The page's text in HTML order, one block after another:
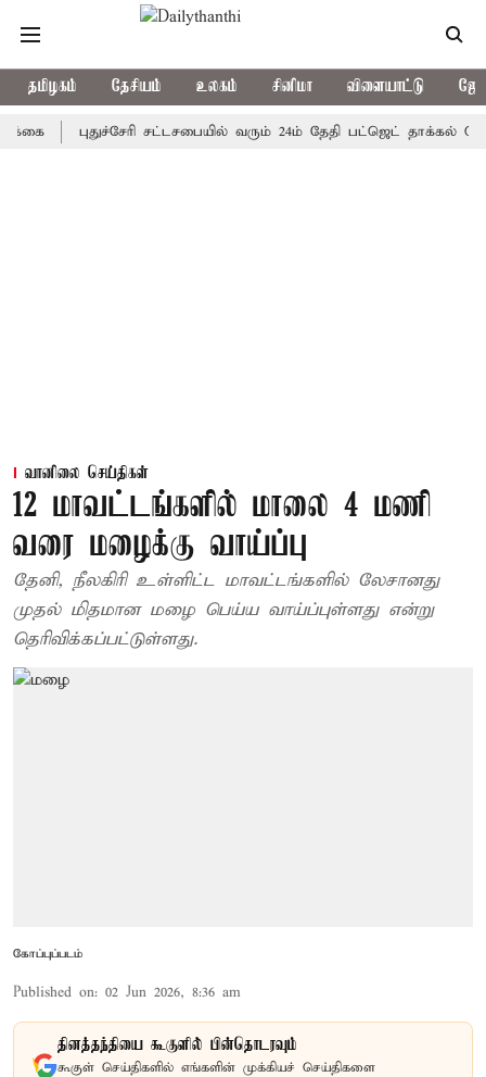
தமிழகம் தேசியம் உலகம் சினிமா விளையாட்டு
புதுச்சேரி சட்டசபையில் வரும் 24ம் தேதி பட்ஜெட் தாக்கல்
வானிலை செய்திகள்
12 மாவட்டங்களில் மாலை 4 மணி
வரை மழைக்கு வாய்ப்பு
தேனி, நீலகிரி உள்ளிட்ட மாவட்டங்களில் லேசானது
முதல் மிதமான மழை பெய்ய வாய்ப்புள்ளது என்று
தெரிவிக்கப்பட்டுள்ளது.
கோப்புப்படம்
Published on: 02 Jun 2026, 8:36 am
தினத்தந்தியை கூகுளில் பின்தொடரவும்
கூகுள் செய்திகளில் எங்களின் முக்கியச் செய்திகளை